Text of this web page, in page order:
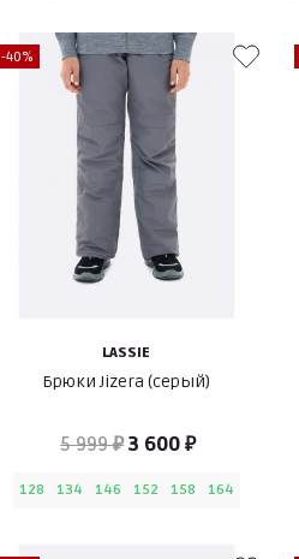
-40%
LASSIE
Брюки Jizera (серый)
5 999 ₽3 600 ₽
128 134 146 152 158 164